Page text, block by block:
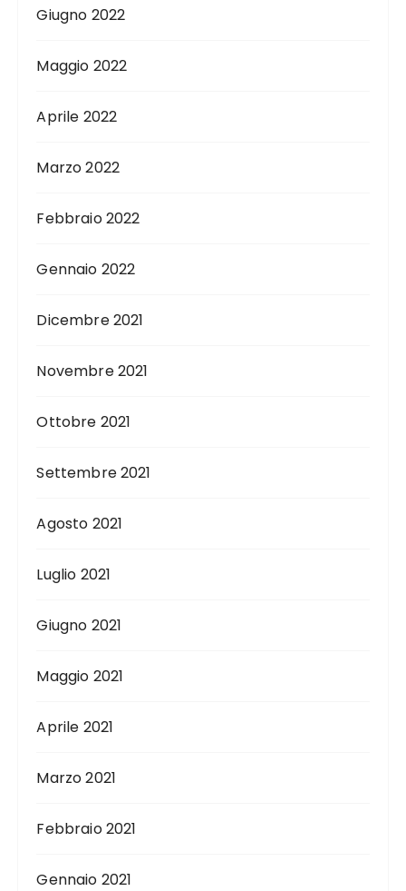
Giugno 2022
Maggio 2022
Aprile 2022
Marzo 2022
Febbraio 2022
Gennaio 2022
Dicembre 2021
Novembre 2021
Ottobre 2021
Settembre 2021
Agosto 2021
Luglio 2021
Giugno 2021
Maggio 2021
Aprile 2021
Marzo 2021
Febbraio 2021
Gennaio 2021